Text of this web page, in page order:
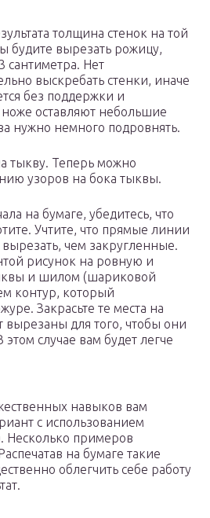
толщина стенок на той
будите вырезать рожицу,
сантиметра. Нет
выскребать стенки, иначе
без поддержки и
ноже оставляют небольшие
нужно немного подровнять.
тыкву. Теперь можно
узоров на бока тыквы.
на бумаге, убедитесь, что
Учтите, что прямые линии
чем закругленные.
рисунок на ровную и
и шилом (шариковой
контур, который
Закрасьте те места на
вырезаны для того, чтобы они
случае вам будет легче
навыков вам
с использованием
Несколько примеров
на бумаге такие
облегчить себе работу